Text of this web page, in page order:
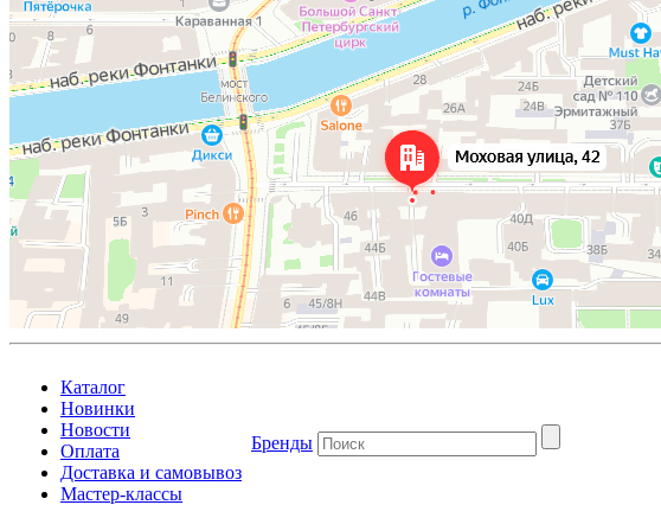
Каталог
Новинки
Новости
Оплата
Доставка и самовывоз
Мастер-классы
Бренды